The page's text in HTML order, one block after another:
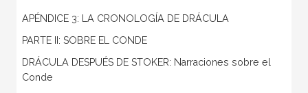
APÉNDICE 3: LA CRONOLOGÍA DE DRÁCULA
PARTE II: SOBRE EL CONDE
DRÁCULA DESPUÉS DE STOKER: Narraciones sobre el
Conde